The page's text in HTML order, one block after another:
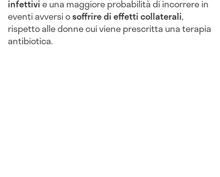
infettivie una maggiore probabilità di incorrere in
eventi avversi osoffrire di effetti collaterali,
rispetto alle donne cui viene prescritta una terapia
antibiotica.